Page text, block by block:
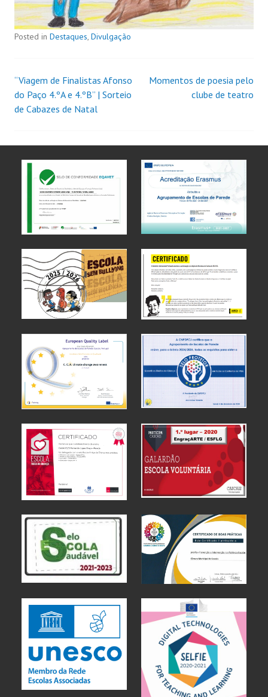
Posted in Destaques, Divulgação
“Viagem de Finalistas Afonso
do Paço 4.ºA e 4.ºB” | Sorteio
de Cabazes de Natal
Momentos de poesia pelo
clube de teatro